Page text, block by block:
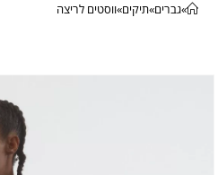
»גברים»תיקים»ווסטים לריצה